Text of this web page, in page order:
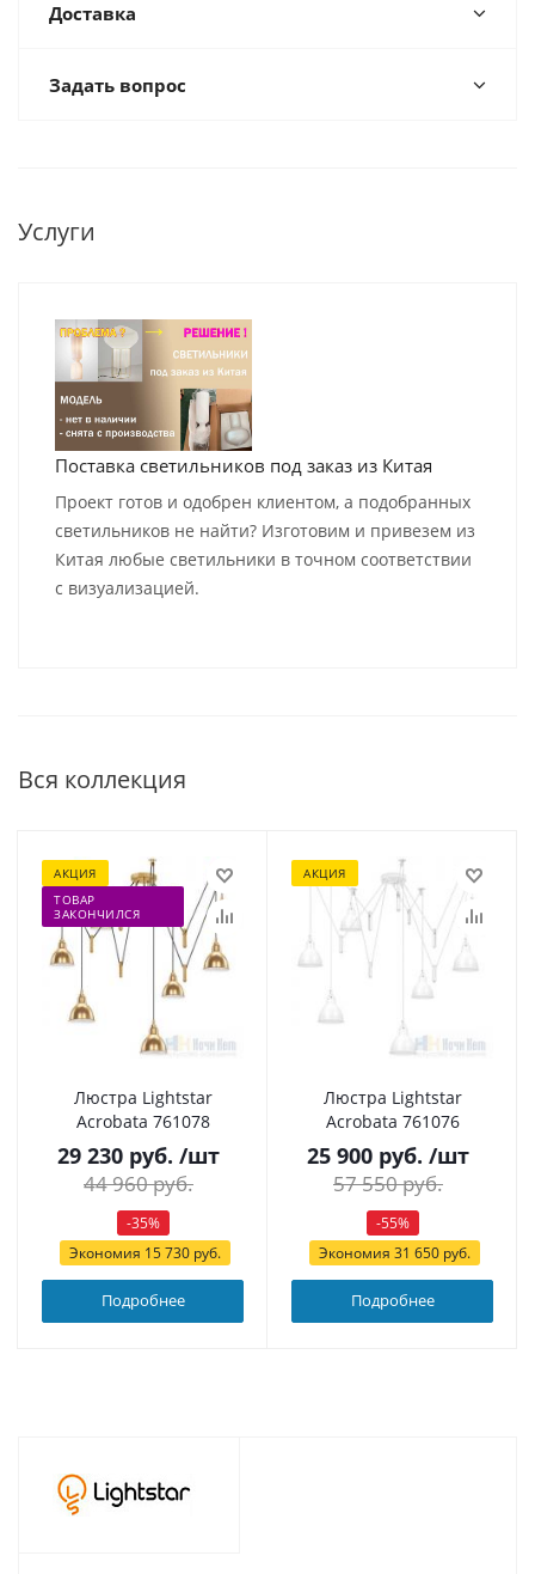
Доставка
Задать вопрос
Услуги
Поставка светильников под заказ из Китая
Проект готов и одобрен клиентом, а подобранных
светильников не найти? Изготовим и привезем из
Китая любые светильники в точном соответствии
с визуализацией.
Вся коллекция
АКЦИЯ
ТОВАР
ЗАКОНЧИЛСЯ
Люстра Lightstar
Acrobata 761078
29 230 руб. /шт
44 960руб.
-35%
Экономия 15 730руб.
Подробнее
АКЦИЯ
Люстра Lightstar
Acrobata 761076
25 900 руб. /шт
57 550руб.
-55%
Экономия 31 650руб.
Подробнее